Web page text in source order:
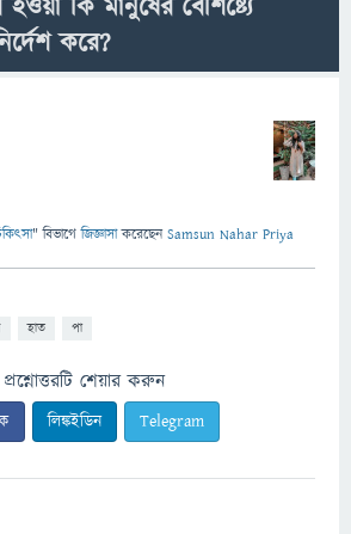
কি মানুষের বৈশিষ্ট্যে
করে?
" বিভাগে জিজ্ঞাসাকরেছেনSamsun Nahar Priya
হাত পা
প্রশ্নোত্তরটি শেয়ার করুন
লিঙ্কইডিন Telegram